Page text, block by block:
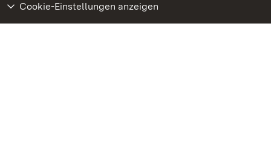
Cookie-Einstellungen anzeigen
Weiteres